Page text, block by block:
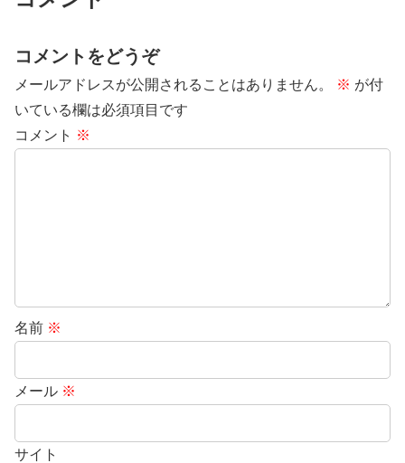
コメントをどうぞ
メールアドレスが公開されることはありません。 ※ が付
いている欄は必須項目です
コメント ※
名前 ※
メール ※
サイト